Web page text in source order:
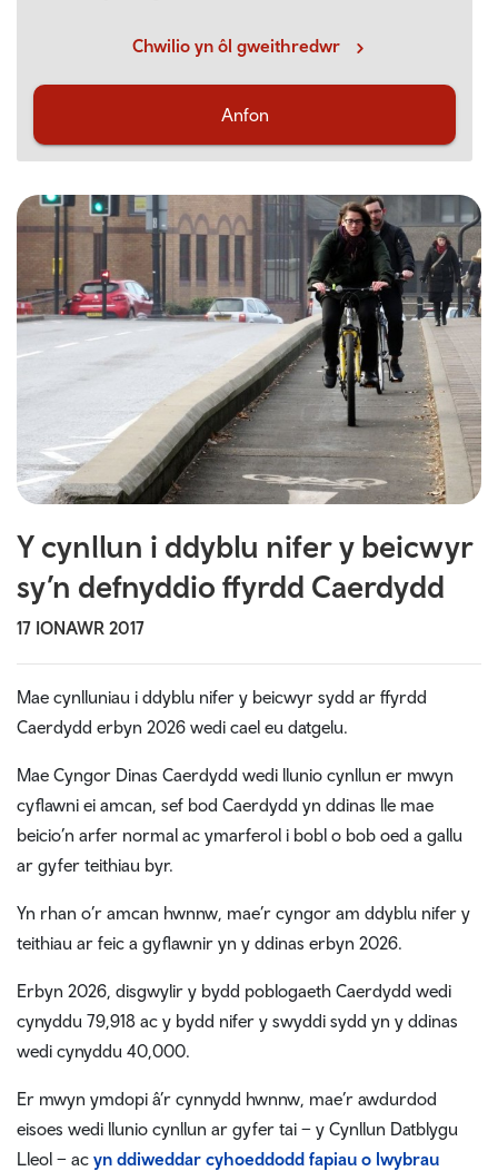
Chwilio yn ôl gweithredwr
Anfon
Y cynllun i ddyblu nifer y beicwyr
sy’n defnyddio ffyrdd Caerdydd
17 IONAWR 2017
Mae cynlluniau i ddyblu nifer y beicwyr sydd ar ffyrdd
Caerdydd erbyn 2026 wedi cael eu datgelu.
Mae Cyngor Dinas Caerdydd wedi llunio cynllun er mwyn
cyflawni ei amcan, sef bod Caerdydd yn ddinas lle mae
beicio’n arfer normal ac ymarferol i bobl o bob oed a gallu
ar gyfer teithiau byr.
Yn rhan o’r amcan hwnnw, mae’r cyngor am ddyblu nifer y
teithiau ar feic a gyflawnir yn y ddinas erbyn 2026.
Erbyn 2026, disgwylir y bydd poblogaeth Caerdydd wedi
cynyddu 79,918 ac y bydd nifer y swyddi sydd yn y ddinas
wedi cynyddu 40,000.
Er mwyn ymdopi â’r cynnydd hwnnw, mae’r awdurdod
eisoes wedi llunio cynllun ar gyfer tai – y Cynllun Datblygu
Lleol – ac yn ddiweddar cyhoeddodd fapiau o lwybrau